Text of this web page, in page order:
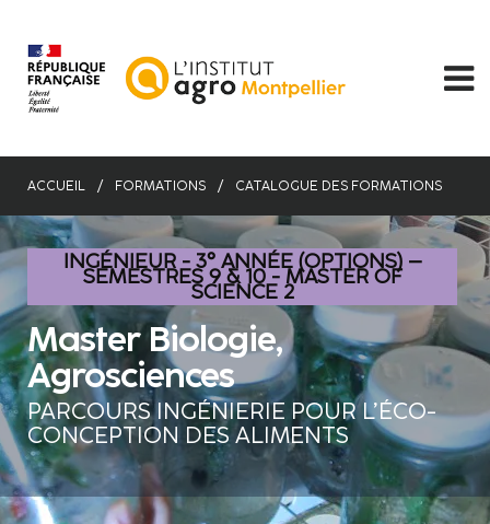
contenu
principal
ACCUEIL FORMATIONS CATALOGUE DES FORMATIONS
INGÉNIEUR - 3° ANNÉE (OPTIONS) –
SEMESTRES 9 & 10 - MASTER OF
SCIENCE 2
Master Biologie,
Agrosciences
PARCOURS INGÉNIERIE POUR L’ÉCO-
CONCEPTION DES ALIMENTS